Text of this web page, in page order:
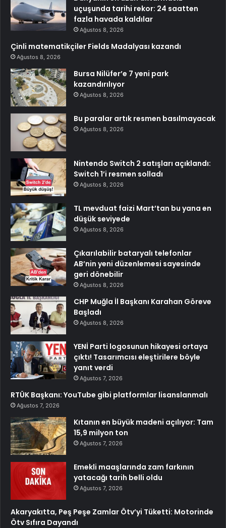
uçuşunda tarihi rekor: 24 saatten
fazla havada kaldılar
Ağustos 8, 2026
Çinli matematikçiler Fields Madalyası kazandı
Ağustos 8, 2026
Bursa Nilüfer’e 7 yeni park
kazandırılıyor
Ağustos 8, 2026
Bu paralar artık resmen basılmayacak
Ağustos 8, 2026
Nintendo Switch 2 satışları açıklandı:
Switch 1’i resmen solladı
Ağustos 8, 2026
TL mevduat faizi Mart’tan bu yana en
düşük seviyede
Ağustos 8, 2026
Çıkarılabilir bataryalı telefonlar
AB’nin yeni düzenlemesi sayesinde
geri dönebilir
Ağustos 8, 2026
CHP Muğla İl Başkanı Karahan Göreve
Başladı
Ağustos 8, 2026
YENİ Parti logosunun hikayesi ortaya
çıktı! Tasarımcısı eleştirilere böyle
yanıt verdi
Ağustos 7, 2026
RTÜK Başkanı: YouTube gibi platformlar lisanslanmalı
Ağustos 7, 2026
Kıtanın en büyük madeni açılıyor: Tam
15,9 milyon ton
Ağustos 7, 2026
Emekli maaşlarında zam farkının
yatacağı tarih belli oldu
Ağustos 7, 2026
Akaryakıtta, Peş Peşe Zamlar Ötv’yi Tüketti: Motorinde
Ötv Sıfıra Dayandı